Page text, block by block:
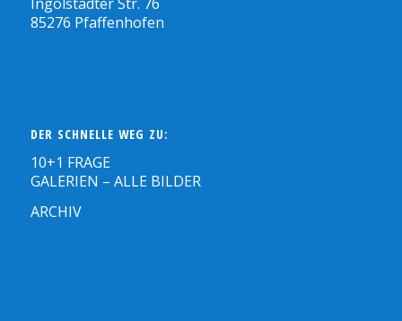
85276 Pfaffenhofen
DER SCHNELLE WEG ZU:
10+1 FRAGE
GALERIEN – ALLE BILDER
ARCHIV